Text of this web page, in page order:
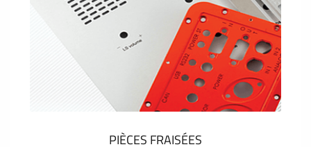
Plaques industrielles métalliques
Autocollants et étiquettes
Étiquettes en plastique et tags
VOIR PLUS
PIÈCES FRAISÉES